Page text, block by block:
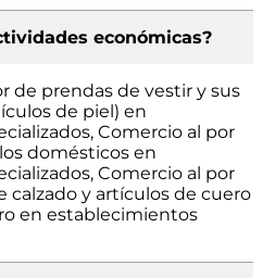
económicas?
de prendas de vestir y sus
de piel) en
Comercio al por
domésticos en
Comercio al por
y artículos de cuero
en establecimientos